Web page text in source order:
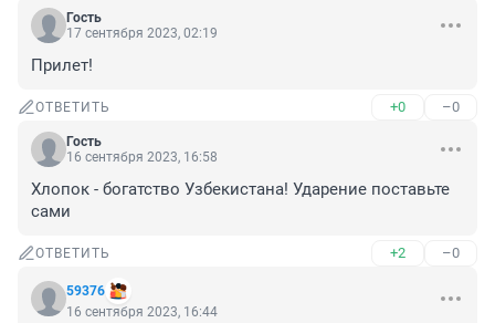
Гость
17 сентября 2023, 02:19
Прилет!
ОТВЕТИТЬ +0 –0
Гость
16 сентября 2023, 16:58
Хлопок - богатство Узбекистана! Ударение поставьте
сами
ОТВЕТИТЬ +2 –0
59376
16 сентября 2023, 16:44